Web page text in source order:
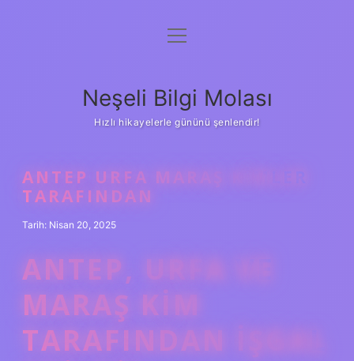
Anasayfa
Yasal Uyarı
menüyü
Neşeli Bilgi Molası
Hızlı hikayelerle gününü şenlendir!
ANTEP URFA MARAŞ KIMLER
TARAFINDAN
Tarih: Nisan 20, 2025
ANTEP, URFA VE
MARAŞ KIM
TARAFINDAN IŞGAL